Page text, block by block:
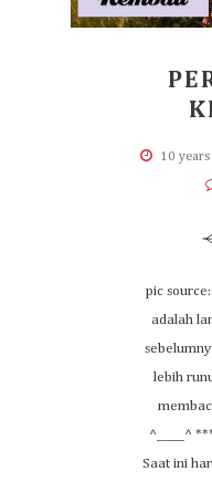
10 years
pic
adalah
lebih
^_____^
Saat ini